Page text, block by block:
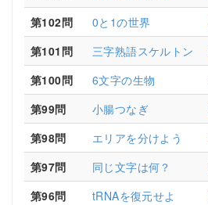
第102問
0と1の世界
第101問
三字熟語スケルトン
第100問
6文字の生物
第99問
小腸つなぎ
第98問
エリアを分けよう
第97問
同じ文字は何？
第96問
tRNAを復元せよ